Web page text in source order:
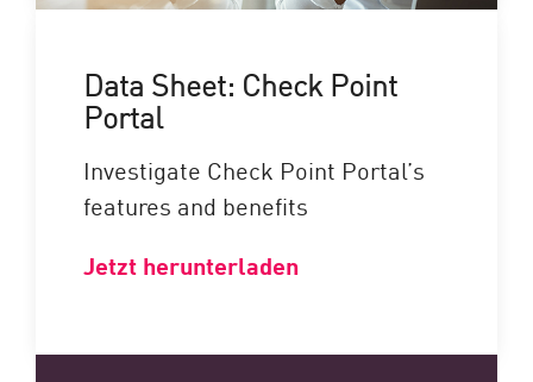
Data Sheet: Check Point
Portal
Investigate Check Point Portal’s
features and benefits
Jetzt herunterladen